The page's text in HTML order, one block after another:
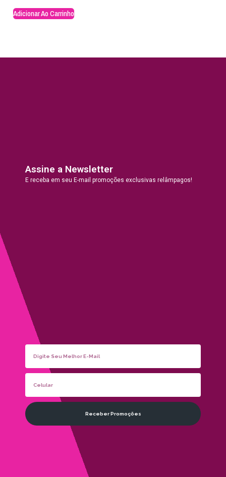
Adicionar Ao Carrinho
Assine a Newsletter
E receba em seu E-mail promoções exclusivas relâmpagos!
Receber Promoções